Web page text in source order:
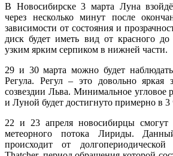
В Новосибирске 3 марта Луна
через несколько минут после
зависимости от состояния и
диск будет иметь вид от красного
узким ярким серпиком в нижней части.
29 и 30 марта можно будет
Регула. Регул – это довольно яркая
созвездии Льва. Минимальное угловое
и Луной будет достигнуто примерно в 3
22 и 23 апреля новосибирцы смогут
метеорного потока Лириды.
происходит от